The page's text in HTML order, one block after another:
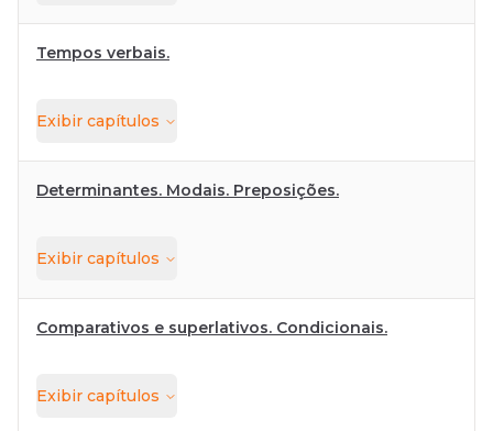
Tempos verbais.
Exibir capítulos
Determinantes. Modais. Preposições.
Exibir capítulos
Comparativos e superlativos. Condicionais.
Exibir capítulos